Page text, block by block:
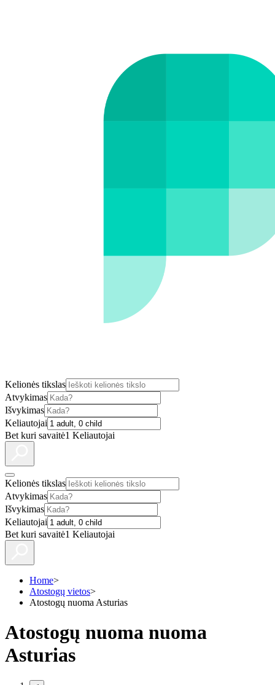
Kelionės tikslas
Atvykimas
Išvykimas
Keliautojai
Bet kuri savaitė1 Keliautojai
Kelionės tikslas
Atvykimas
Išvykimas
Keliautojai
Bet kuri savaitė1 Keliautojai
Home>
Atostogų vietos>
Atostogų nuoma Asturias
Atostogų nuoma nuoma
Asturias